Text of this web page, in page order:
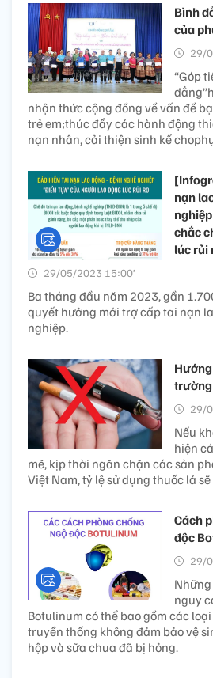
Bình
của
29/
“Góp
nhận thức cộng đồng về vấn đề
trẻ em;thúc đẩy các hành động
nạn nhân, cải thiện sinh kế
nạn
chắc
lúc rủi
29/05/2023 15:00’
Ba tháng đầu năm 2023, gần
quyết hưởng mới trợ cấp tai nạn
nghiệp.
29/
Nếu
hiện
mẽ, kịp thời ngăn chặn các sản
Việt Nam, tỷ lệ sử dụng thuốc lá
Cách
độc
29/
nguy
Botulinum có thể bao gồm các
truyền thống không đảm bảo vệ
hộp và sữa chua đã bị hỏng.